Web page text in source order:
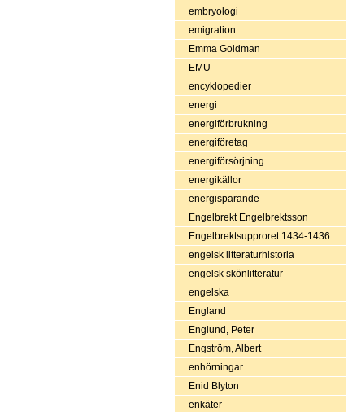
embryologi
emigration
Emma Goldman
EMU
encyklopedier
energi
energiförbrukning
energiföretag
energiförsörjning
energikällor
energisparande
Engelbrekt Engelbrektsson
Engelbrektsupproret 1434-1436
engelsk litteraturhistoria
engelsk skönlitteratur
engelska
England
Englund, Peter
Engström, Albert
enhörningar
Enid Blyton
enkäter